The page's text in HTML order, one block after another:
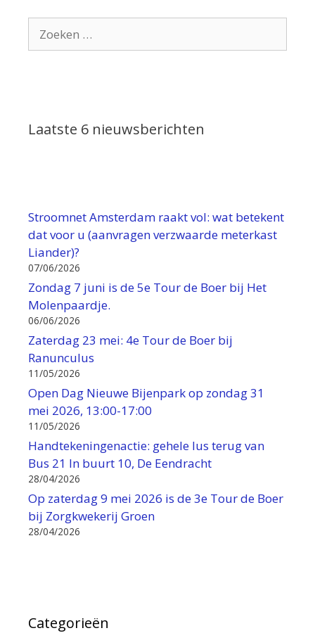
naar:
Laatste 6 nieuwsberichten
Stroomnet Amsterdam raakt vol: wat betekent
dat voor u (aanvragen verzwaarde meterkast
Liander)?
07/06/2026
Zondag 7 juni is de 5e Tour de Boer bij Het
Molenpaardje.
06/06/2026
Zaterdag 23 mei: 4e Tour de Boer bij
Ranunculus
11/05/2026
Open Dag Nieuwe Bijenpark op zondag 31
mei 2026, 13:00-17:00
11/05/2026
Handtekeningenactie: gehele lus terug van
Bus 21 In buurt 10, De Eendracht
28/04/2026
Op zaterdag 9 mei 2026 is de 3e Tour de Boer
bij Zorgkwekerij Groen
28/04/2026
Categorieën